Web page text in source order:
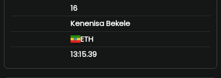
16
Kenenisa Bekele
ETH
13:15.39